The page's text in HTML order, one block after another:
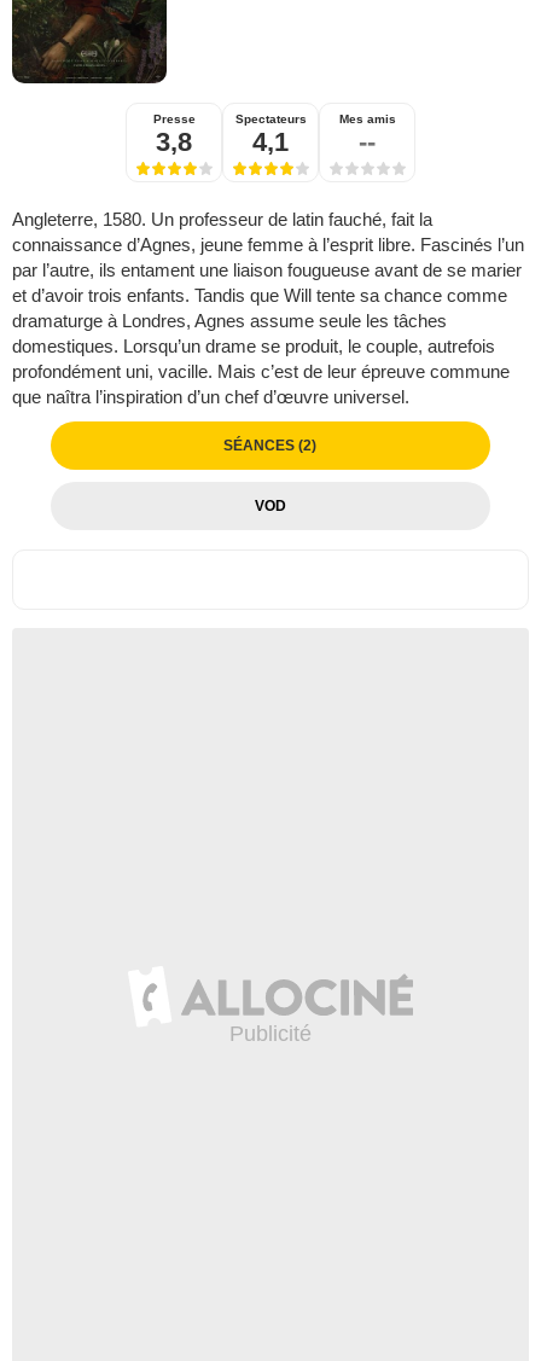
Presse
3,8
Spectateurs
4,1
Mes amis
--
Angleterre, 1580. Un professeur de latin fauché, fait la
connaissance d’Agnes, jeune femme à l’esprit libre. Fascinés l’un
par l’autre, ils entament une liaison fougueuse avant de se marier
et d’avoir trois enfants. Tandis que Will tente sa chance comme
dramaturge à Londres, Agnes assume seule les tâches
domestiques. Lorsqu’un drame se produit, le couple, autrefois
profondément uni, vacille. Mais c’est de leur épreuve commune
que naîtra l’inspiration d’un chef d’œuvre universel.
SÉANCES (2)
VOD